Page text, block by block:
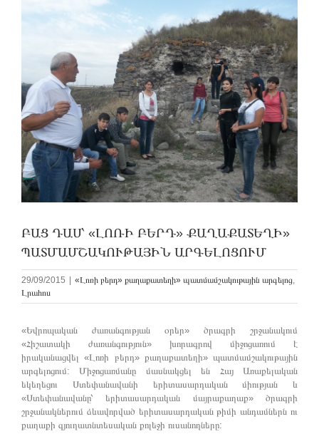
Larger
ԲԱՑ ԴԱՍ՝ «ԼՈՌԻ ԲԵՐԴ» ՔԱՂԱՔԱՏԵՂԻ»
ՊԱՏՄԱՄՇԱԿՈՒԹԱՅԻՆ ԱՐԳԵԼՈՑՈՒՄ
29/09/2015 «Լոռի բերդ» քաղաքատեղի» պատմամշակութային արգելոց,
Լրահոս
«Եվրոպական ժառանգության օրեր» ծրագրի շրջանակում
«Հիշատակի ժառանգություն» խորագրով միջոցառում է
իրականացվել «Լոռի բերդ» քաղաքատեղի» պատմամշակութային
արգելոցում: Միջոցառմանը մասնակցել են Հայ Առաքելական
եկեղեցու Ստեփանավանի երիտասարդական միության և
«Ստեփանավանը՝ երիտասարդական մայրաքաղաք» ծրագրի
շրջանակներում ձևավորված երիտասարդական թիմի անդամներն ու
քաղաքի գյուղատնտեսական քոլեջի ուսանողները: